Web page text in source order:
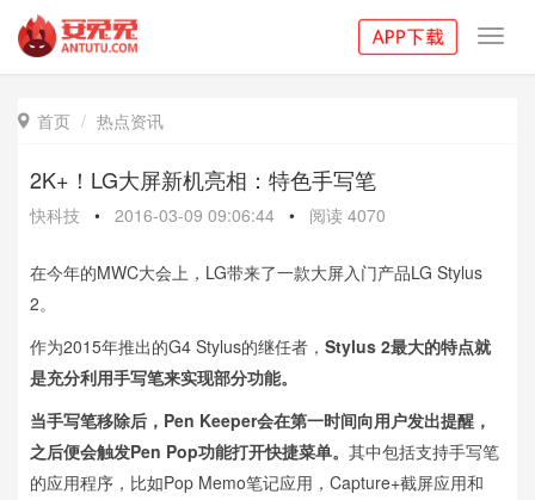
 首页 热点资讯
2K+！LG大屏新机亮相：特色手写笔
快科技 • 2016-03-09 09:06:44 • 阅读 4070
在今年的MWC大会上，LG带来了一款大屏入门产品LG Stylus
2。
作为2015年推出的G4 Stylus的继任者， Stylus 2最大的特点就
是充分利用手写笔来实现部分功能。
当手写笔移除后，Pen Keeper会在第一时间向用户发出提醒，
之后便会触发Pen Pop功能打开快捷菜单。 其中包括支持手写笔
的应用程序，比如Pop Memo笔记应用，Capture+截屏应用和